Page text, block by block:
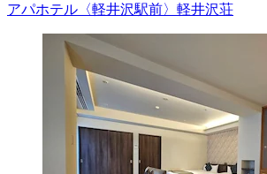
アパホテル〈軽井沢駅前〉軽井沢荘